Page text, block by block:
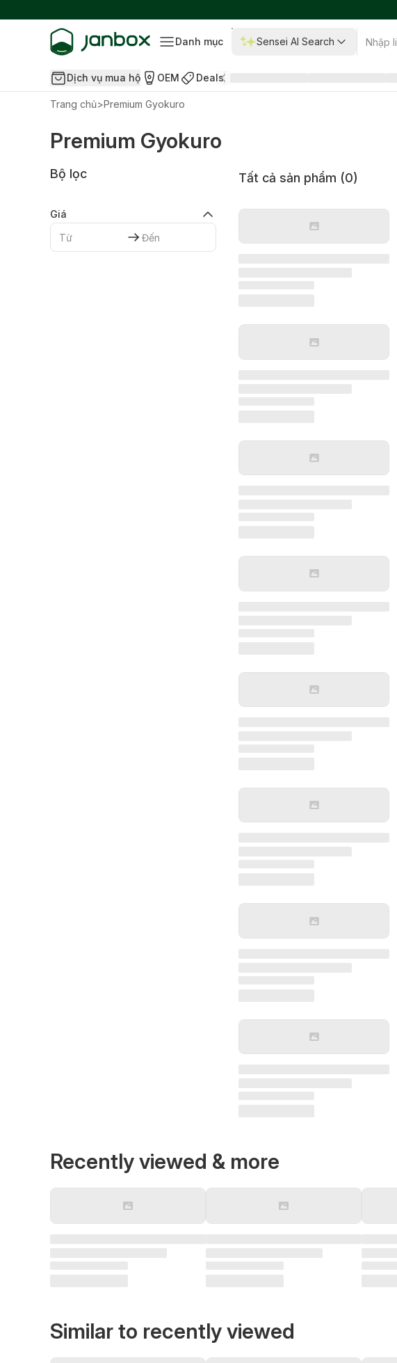
Danh mục Sensei AI Search
Dịch vụ mua hộ OEM Deals
Trang chủ>Premium Gyokuro
Premium Gyokuro
Bộ lọc
Giá
Tất cả sản phẩm (0)
Recently viewed & more
Similar to recently viewed